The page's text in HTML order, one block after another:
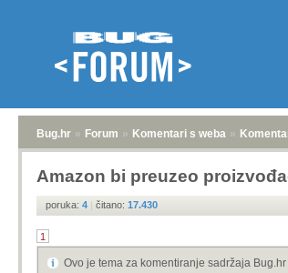
Bug.hr » Forum » Komentari s weba »
Amazon bi preuzeo
poruka: 4 | čitano: 17.430
1
Ovo je tema za komentiranje sadržaja